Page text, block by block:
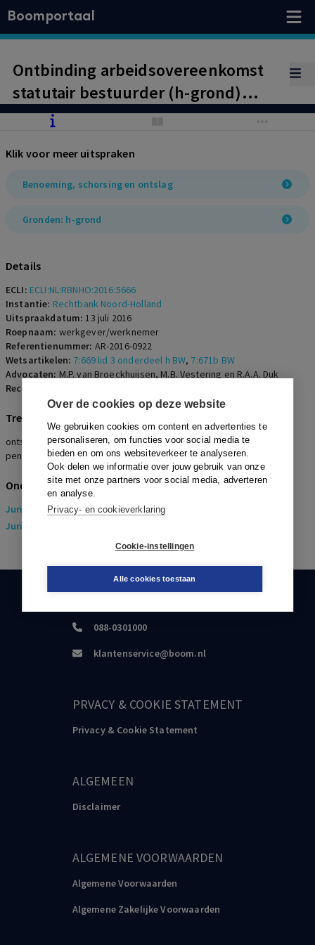
Over de cookies op deze website
We gebruiken cookies om content en advertenties te
personaliseren, om functies voor social media te
bieden en om ons websiteverkeer te analyseren.
Ook delen we informatie over jouw gebruik van onze
site met onze partners voor social media, adverteren
en analyse.
Privacy- en cookieverklaring
Cookie-instellingen
Alle cookies toestaan
Boomportaal
Ontbinding arbeidsovereenkomst
statutair bestuurder (h-grond)
wegens onoverbrugbaar verschil
en managementstructuur.
Nakoming contractuele bepaling
Klik voor meer uitspraken
Benoeming, schorsing en ontslag
Gronden: h-grond
Details
ECLI: ECLI:NL:RBNHO:2016:5666
Instantie: Rechtbank Noord-Holland
Uitspraakdatum:13 juli 2016
Roepnaam: werkgever/werknemer
Referentienummer: AR-2016-0922
Wetsartikelen: 7:669 lid 3 onderdeel h BW, 7:671b BW
Advocaten: M.P. van Broeckhuijsen, M.B. Vestering en R.A.A. Duk
Rechters:
Trefwoorden
ontslag statutair bestuurder, restgrond, vertrouwensbreuk,
pensioenvoorziening, managementstructuur
Onderwerpen
Juridisch > Arbeidsrecht
Juridisch
088-0301000
klantenservice@boom.nl
PRVACY & COOKIE STATEMENT
Privacy & Cookie Statement
ALGEMEEN
Disclaimer
ALGEMENE VOORWAARDEN
Algemene Voorwaarden
Algemene Zakelijke Voorwaarden